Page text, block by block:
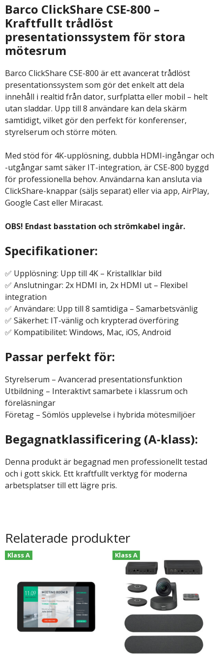
Barco ClickShare CSE-800 –
Kraftfullt trådlöst
presentationssystem för stora
mötesrum
Barco ClickShare CSE-800 är ett avancerat trådlöst
presentationssystem som gör det enkelt att dela
innehåll i realtid från dator, surfplatta eller mobil – helt
utan sladdar. Upp till 8 användare kan dela skärm
samtidigt, vilket gör den perfekt för konferenser,
styrelserum och större möten.
Med stöd för 4K-upplösning, dubbla HDMI-ingångar och
-utgångar samt säker IT-integration, är CSE-800 byggd
för professionella behov. Användarna kan ansluta via
ClickShare-knappar (säljs separat) eller via app, AirPlay,
Google Cast eller Miracast.
OBS! Endast basstation och strömkabel ingår.
Specifikationer:
✅ Upplösning: Upp till 4K – Kristallklar bild
✅ Anslutningar: 2x HDMI in, 2x HDMI ut – Flexibel
integration
✅ Användare: Upp till 8 samtidiga – Samarbetsvänlig
✅ Säkerhet: IT-vänlig och krypterad överföring
✅ Kompatibilitet: Windows, Mac, iOS, Android
Passar perfekt för:
Styrelserum – Avancerad presentationsfunktion
Utbildning – Interaktivt samarbete i klassrum och
föreläsningar
Företag – Sömlös upplevelse i hybrida mötesmiljöer
Begagnatklassificering (A-klass):
Denna produkt är begagnad men professionellt testad
och i gott skick. Ett kraftfullt verktyg för moderna
arbetsplatser till ett lägre pris.
Relaterade produkter
Klass A Klass A